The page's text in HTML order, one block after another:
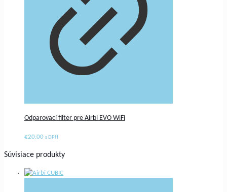
Odparovací filter pre Airbi EVO WiFi
€20.00 s DPH
Súvisiace produkty